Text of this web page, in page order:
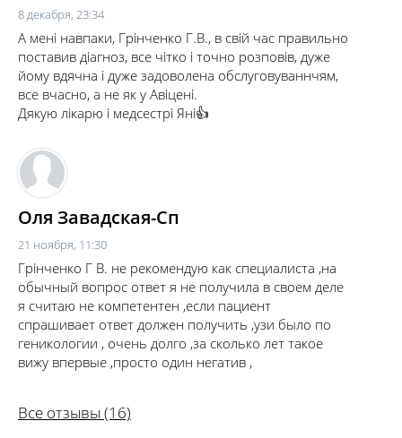
8 декабря, 23:34
А мені навпаки, Грінченко Г.В., в свій час правильно
поставив діагноз, все чітко і точно розповів, дуже
йому вдячна і дуже задоволена обслуговуваннчям,
все вчасно, а не як у Авіцені.
Дякую лікарю і медсестрі Яні👍
Оля Завадская-Сп
21 ноября, 11:30
Грінченко Г В. не рекомендую как специалиста ,на
обычный вопрос ответ я не получила в своем деле
я считаю не компетентен ,если пациент
спрашивает ответ должен получить ,узи было по
геникологии , очень долго ,за сколько лет такое
вижу впервые ,просто один негатив ,
Все отзывы (16)